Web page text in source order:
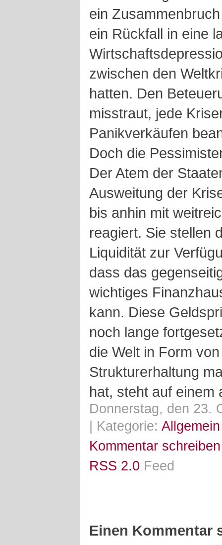
ein
ein Rückfall in eine
zwischen den
hatten. Den
misstraut, jede
Panikverkäufen
Doch die
Der Atem der
Ausweitung der
bis anhin mit
reagiert. Sie stellen
Liquidität zur
dass das
wichtiges
kann. Diese
noch lange
die Welt in Form
Strukturerhaltung
hat, steht auf einem
Donnerstag, den 23.
| Kategorie: Allgemein
Kommentar schreiben
RSS 2.0 Feed
Einen Kommentar